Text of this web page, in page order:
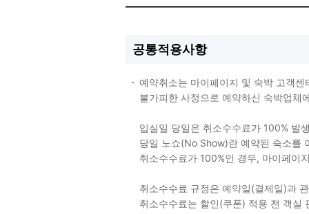
공통적용사항
예약취소는 마이페이지 및 숙박 고객
불가피한 사정으로 예약하신 숙박업
입실일 당일은 취소수수료가 100% 발
당일 노쇼(No Show)란 예약된 숙소를
취소수수료가 100%인 경우, 마이페이
취소수수료 규정은 예약일(결제일)과
취소수수료는 할인(쿠폰) 적용 전 객실